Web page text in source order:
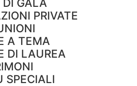
PRIVATE
A TEMA
DI LAUREA
SPECIALI